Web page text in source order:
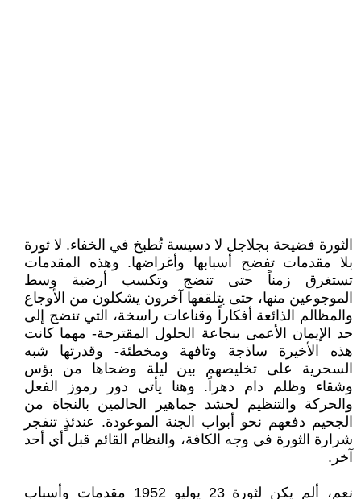
الثورة فضيحة بجلاجل لا دسيسة تُطبخ في الخفاء. لا ثورة
بلا مقدمات تفضح أسبابها وأغراضها. وهذه المقدمات
تستغرق زمناً حتى تنضج وتكسب أرضية وسط
الموجوعين منها، حتى يتلقفها آخرون يشكلون من الأوجاع
والمظالم الذائعة أفكاراً وقناعات راسخة، التي تنضج إلى
حد الإيمان الأعمى بنجاعة الحلول المقترحة- مهما كانت
هذه الأخيرة ساذجة وتافهة ومخطئة- وقدرتها شبه
السحرية على تخليصهم بين ليلة وضحاها من بؤس
وشقاء وظلم دام دهراً. وهنا يأتي دور رموز الفعل
والحركة والتنظيم لحشد جماهير الحالمين بالنجاة من
الجحيم دفعهم نحو أبواب الجنة الموعودة. عندئذٍ تنفجر
شرارة الثورة في وجه الكافة، والنظام القائم قبل أي أحد
آخر.
نعم، ألم يكن لثورة 23 يوليو 1952 مقدمات وأسباب